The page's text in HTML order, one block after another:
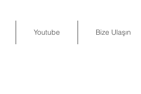
Youtube Bize Ulaşın